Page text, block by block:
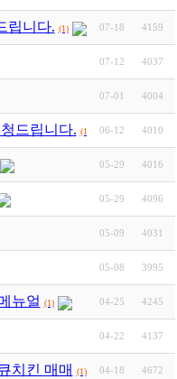
립니다. (1) 07-18 4159
07-12 4037
07-01 4004
드립니다. (1) 06-12 4010
05-29 4016
05-29 4096
05-09 4031
05-08 3995
뉴얼 (1) 04-25 4245
04-22 4137
치킨 매매 (1) 04-18 4672